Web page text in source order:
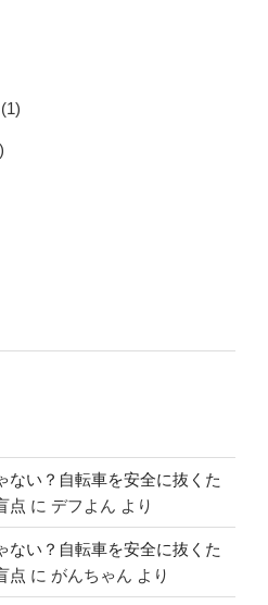
(1)
ない？自転車を安全に抜くた
点 に デフよん より
ない？自転車を安全に抜くた
点 に がんちゃん より